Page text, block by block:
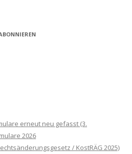
erneut neu gefasst (3.
2026
/ KostRÄG 2025)